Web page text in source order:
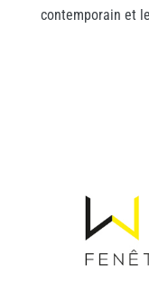
contemporain et